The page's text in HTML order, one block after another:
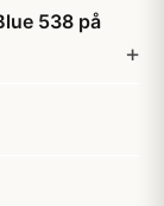
538 på